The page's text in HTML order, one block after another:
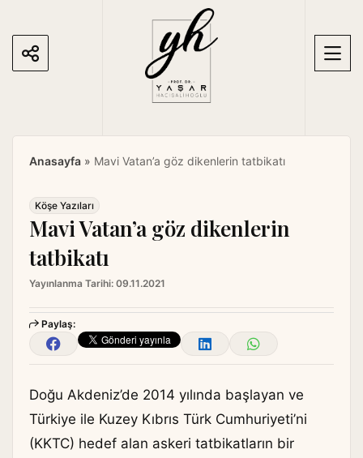
Anasayfa » Mavi Vatan’a göz dikenlerin tatbikatı
Köşe Yazıları
Mavi Vatan’a göz dikenlerin
tatbikatı
Yayınlanma Tarihi: 09.11.2021
Paylaş:
Doğu Akdeniz’de 2014 yılında başlayan ve
Türkiye ile Kuzey Kıbrıs Türk Cumhuriyeti’ni
(KKTC) hedef alan askeri tatbikatların bir